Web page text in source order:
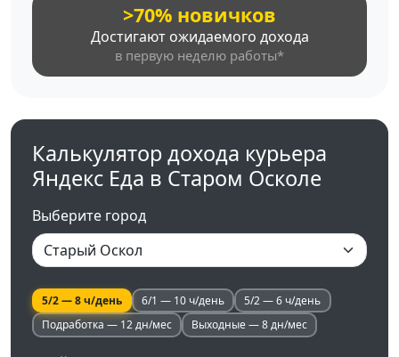
>70% новичков
Достигают ожидаемого дохода
в первую неделю работы*
Калькулятор дохода курьера
Яндекс Еда в Старом Осколе
Выберите город
5/2 — 8 ч/день 6/1 — 10 ч/день
5/2 — 6 ч/день
Подработка — 12 дн/мес
Выходные — 8 дн/мес